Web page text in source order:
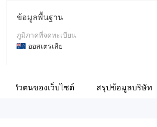
ข้อมูลพื้นฐาน
ภูมิภาคที่จดทะเบียน
ออสเตรเลีย
ชื่อบริษัท
ะบุตัวตนของเว็บไซต์ สรุปข้อมูลบริษัท